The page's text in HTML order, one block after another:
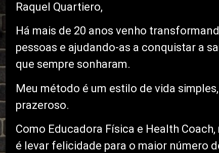
Raquel Quartiero,
Há mais de 20 anos venho
pessoas e ajudando-as a conquistar a
que sempre sonharam.
Meu método é um estilo de vida
prazeroso.
Como Educadora Física e Health
é levar felicidade para o maior número